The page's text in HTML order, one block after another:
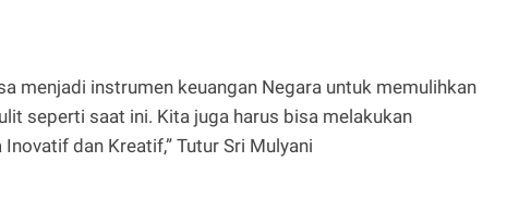
menjadi instrumen keuangan Negara untuk memulihkan
seperti saat ini. Kita juga harus bisa melakukan
dan Kreatif,” Tutur Sri Mulyani